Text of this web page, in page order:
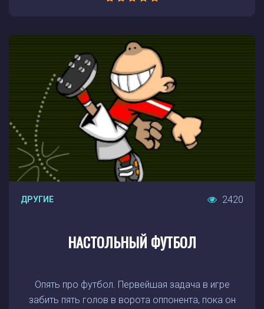
ДРУГИЕ 2420
НАСТОЛЬНЫЙ ФУТБОЛ
Опять про футбол. Первейшая задача в игре
забить пять голов в ворота оппонента, пока он